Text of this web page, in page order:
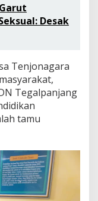
Desak
Tenjonagara
Tegalpanjang
tamu